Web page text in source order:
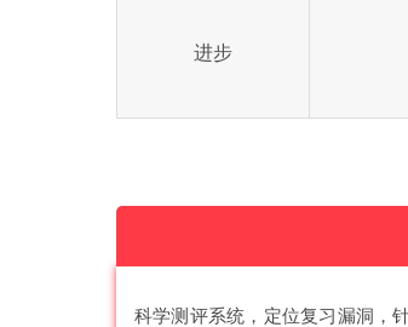
进步
科学测评系统，定位复习漏洞，